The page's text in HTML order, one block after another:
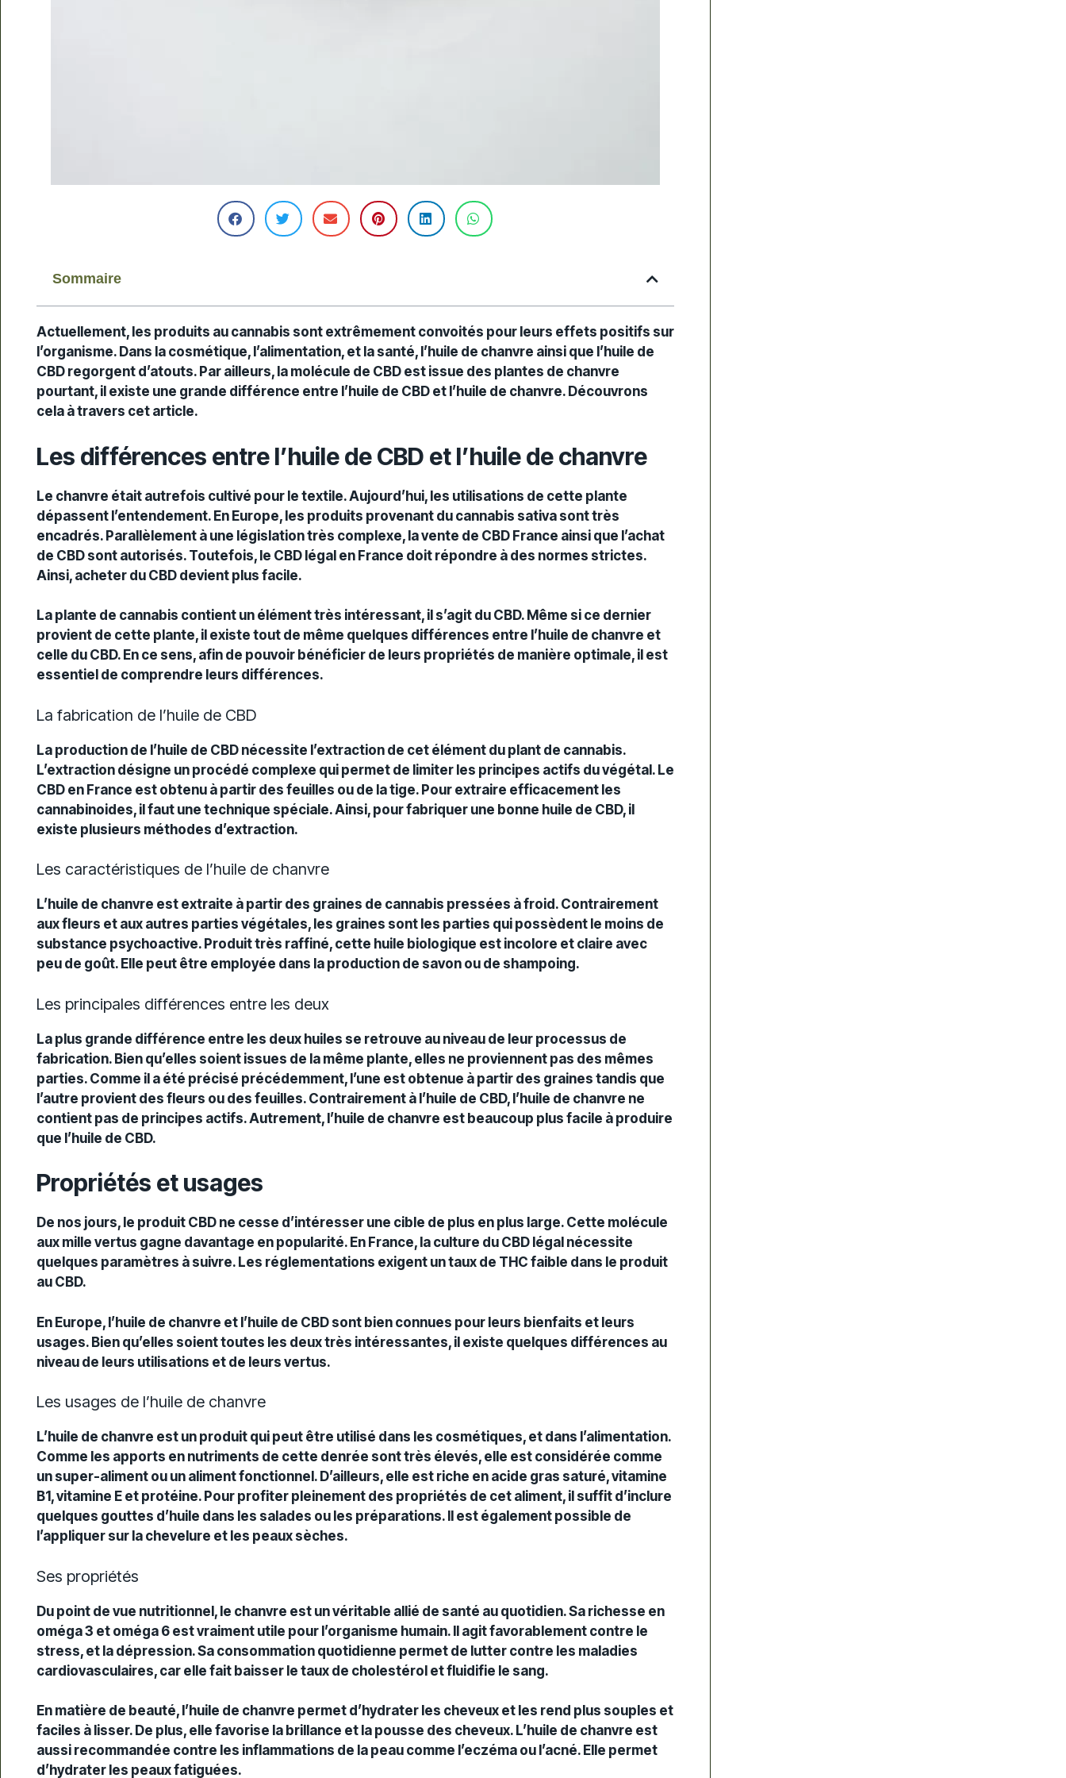
-
Sommaire
Actuellement, les produits au cannabis sont extrêmement convoités pour leurs effets positifs sur
l’organisme. Dans la cosmétique, l’alimentation, et la santé, l’huile de chanvre ainsi que l’huile de
CBD regorgent d’atouts. Par ailleurs, la molécule de CBD est issue des plantes de chanvre
pourtant, il existe une grande différence entre l’huile de CBD et l’huile de chanvre. Découvrons
cela à travers cet article.
Les différences entre l’huile de CBD et l’huile de chanvre
Le chanvre était autrefois cultivé pour le textile. Aujourd’hui, les utilisations de cette plante
dépassent l’entendement. En Europe, les produits provenant du cannabis sativasont très
encadrés. Parallèlement à une législation très complexe, lavente de CBD France ainsi que l’achat
de CBDsont autorisés. Toutefois, le CBD légal en France doit répondre à des normes strictes.
Ainsi, acheter du CBD devient plus facile.
La plante de cannabis contient un élément très intéressant, il s’agit du CBD. Même si ce dernier
provient de cette plante, il existe tout de même quelques différences entre l’huile de chanvre et
celle du CBD. En ce sens, afin de pouvoir bénéficier de leurs propriétés de manière optimale, il est
essentiel de comprendre leurs différences.
La fabrication de l’huile de CBD
La production de l’huile de CBD nécessite l’extraction de cet élément du plant de cannabis.
L’extraction désigne un procédé complexe qui permet de limiter les principes actifs du végétal. Le
CBD en France est obtenu à partir des feuilles ou de la tige. Pour extraire efficacement les
cannabinoides, il faut une technique spéciale. Ainsi, pour fabriquer une bonne huile de CBD, il
existe plusieurs méthodes d’extraction.
Les caractéristiques de l’huile de chanvre
L’huile de chanvre est extraite à partir des graines de cannabis pressées à froid . Contrairement
aux fleurs et aux autres parties végétales, les graines sont les parties qui possèdent le moins de
substance psychoactive. Produit très raffiné, cette huile biologique est incolore et claire avec
peu de goût. Elle peut être employée dans la production de savon ou de shampoing.
Les principales différences entre les deux
La plus grande différence entre les deux huiles se retrouve au niveau de leur processus de
fabrication. Bien qu’elles soient issues de la même plante, elles ne proviennent pas des mêmes
parties. Comme il a été précisé précédemment, l’une est obtenue à partir des graines tandis que
l’autre provient des fleurs ou des feuilles. Contrairement à l’huile de CBD, l’huile de chanvre ne
contient pas de principes actifs. Autrement, l’huile de chanvre est beaucoup plus facile à produire
que l’huile de CBD.
Propriétés et usages
De nos jours, le produit CBD ne cesse d’intéresser une cible de plus en plus large. Cette molécule
aux mille vertus gagne davantage en popularité. En France, la culture du CBD légal nécessite
quelques paramètres à suivre. Les réglementations exigent un taux de THC faible dans le produit
au CBD.
En Europe, l’huile de chanvre et l’huile de CBD sont bien connues pour leurs bienfaits et leurs
usages. Bien qu’elles soient toutes les deux très intéressantes, il existe quelques différences au
niveau de leurs utilisations et de leurs vertus.
Les usages de l’huile de chanvre
L’huile de chanvre est un produit qui peut être utilisé dans les cosmétiques, et dans l’alimentation.
Comme les apports en nutriments de cette denrée sont très élevés, elle est considérée comme
un super-aliment ou un aliment fonctionnel. D’ailleurs, elle est riche en acide gras saturé, vitamine
B1,vitamine E et protéine. Pour profiter pleinement des propriétés de cet aliment, il suffit d’inclure
quelques gouttes d’huile dans les salades ou les préparations. Il est également possible de
l’appliquer sur la chevelure et les peaux sèches.
Ses propriétés
Du point de vue nutritionnel, le chanvre est un véritable allié de santé au quotidien. Sa richesse en
oméga 3 et oméga 6 est vraiment utile pour l’organisme humain. Il agit favorablement contre le
stress, et la dépression. Sa consommation quotidienne permet de lutter contre les maladies
cardiovasculaires, car elle fait baisser le taux de cholestérol et fluidifie le sang.
En matière de beauté, l’huile de chanvre permet d’ hydraterles cheveux et les rend plus souples et
faciles à lisser. De plus, elle favorise la brillance et la pousse des cheveux. L’huile de chanvre est
aussi recommandée contre les inflammations de la peau comme l’eczémaou l’acné. Elle permet
d’hydrater les peaux fatiguées.